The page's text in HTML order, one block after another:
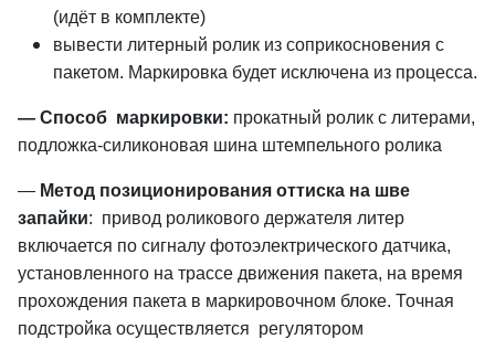
(идёт в комплекте)
вывести литерный ролик из соприкосновения с
пакетом. Маркировка будет исключена из процесса.
— Способ маркировки: прокатный ролик с литерами,
подложка-силиконовая шина штемпельного ролика
— Метод позиционирования оттиска на шве
запайки: привод роликового держателя литер
включается по сигналу фотоэлектрического датчика,
установленного на трассе движения пакета, на время
прохождения пакета в маркировочном блоке. Точная
подстройка осуществляется регулятором